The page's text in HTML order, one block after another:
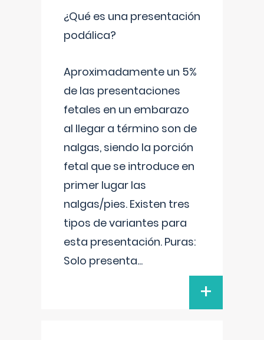
¿Qué es una presentación
podálica?
Aproximadamente un 5%
de las presentaciones
fetales en un embarazo
al llegar a término son de
nalgas, siendo la porción
fetal que se introduce en
primer lugar las
nalgas/pies. Existen tres
tipos de variantes para
esta presentación. Puras:
Solo presenta...
+